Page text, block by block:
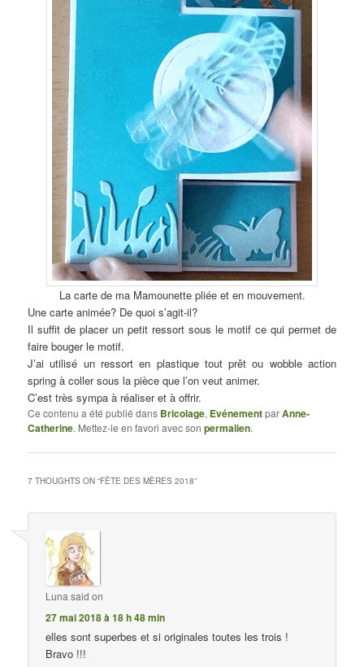
La carte de ma Mamounette pliée et en mouvement.
Une carte animée? De quoi s’agit-il?
Il suffit de placer un petit ressort sous le motif ce qui permet de
faire bouger le motif.
J’ai utilisé un ressort en plastique tout prêt ou wobble action
spring à coller sous la pièce que l’on veut animer.
C’est très sympa à réaliser et à offrir.
Ce contenu a été publié dans Bricolage, EvénementparAnne-
Catherine. Mettez-le en favori avec sonpermalien.
7 THOUGHTS ON “FÊTE DES MÈRES 2018”
Luna said on
27 mai 2018 à 18 h 48 min
elles sont superbes et si originales toutes les trois !
Bravo !!!